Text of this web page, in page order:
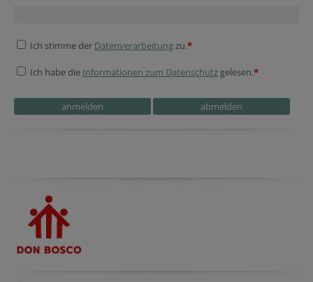
Ich stimme der Datenverarbeitungzu.*
Ich habe die Informationen zum Datenschutz gelesen.*